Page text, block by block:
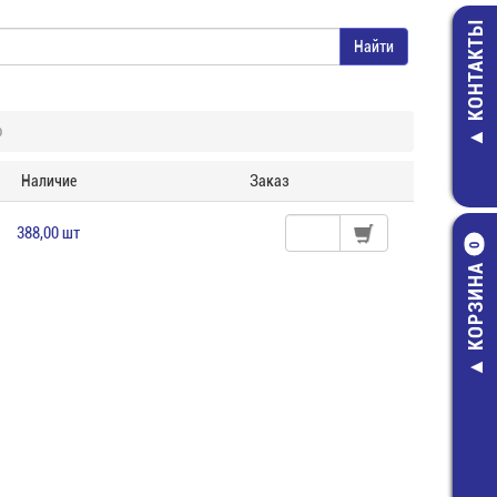
КОНТАКТЫ
КОРЗИНА
0
Наличие Заказ
388,00 шт